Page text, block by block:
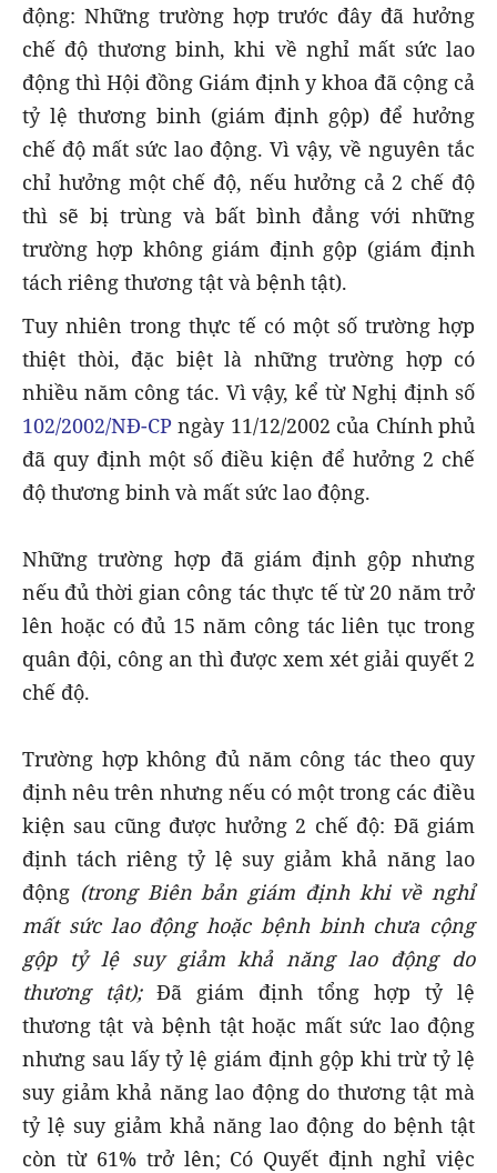
động: Những trường hợp trước đây đã hưởng
chế độ thương binh, khi về nghỉ mất sức lao
động thì Hội đồng Giám định y khoa đã cộng cả
tỷ lệ thương binh (giám định gộp) để hưởng
chế độ mất sức lao động. Vì vậy, về nguyên tắc
chỉ hưởng một chế độ, nếu hưởng cả 2 chế độ
thì sẽ bị trùng và bất bình đẳng với những
trường hợp không giám định gộp (giám định
tách riêng thương tật và bệnh tật).
Tuy nhiên trong thực tế có một số trường hợp
thiệt thòi, đặc biệt là những trường hợp có
nhiều năm công tác. Vì vậy, kể từ Nghị định số
102/2002/NĐ-CP ngày 11/12/2002 của Chính phủ
đã quy định một số điều kiện để hưởng 2 chế
độ thương binh và mất sức lao động.
Những trường hợp đã giám định gộp nhưng
nếu đủ thời gian công tác thực tế từ 20 năm trở
lên hoặc có đủ 15 năm công tác liên tục trong
quân đội, công an thì được xem xét giải quyết 2
chế độ.
Trường hợp không đủ năm công tác theo quy
định nêu trên nhưng nếu có một trong các điều
kiện sau cũng được hưởng 2 chế độ: Đã giám
định tách riêng tỷ lệ suy giảm khả năng lao
động (trong Biên bản giám định khi về nghỉ
mất sức lao động hoặc bệnh binh chưa cộng
gộp tỷ lệ suy giảm khả năng lao động do
thương tật);Đã giám định tổng hợp tỷ lệ
thương tật và bệnh tật hoặc mất sức lao động
nhưng sau lấy tỷ lệ giám định gộp khi trừ tỷ lệ
suy giảm khả năng lao động do thương tật mà
tỷ lệ suy giảm khả năng lao động do bệnh tật
còn từ 61% trở lên; Có Quyết định nghỉ việc